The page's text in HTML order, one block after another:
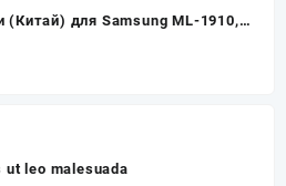
(Китай) для Samsung ML-1910,
ut leo malesuada